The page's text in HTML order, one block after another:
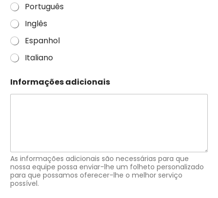
Português
Inglês
Espanhol
Italiano
Informações adicionais
As informações adicionais são necessárias para que
nossa equipe possa enviar-lhe um folheto personalizado
para que possamos oferecer-lhe o melhor serviço
possível.